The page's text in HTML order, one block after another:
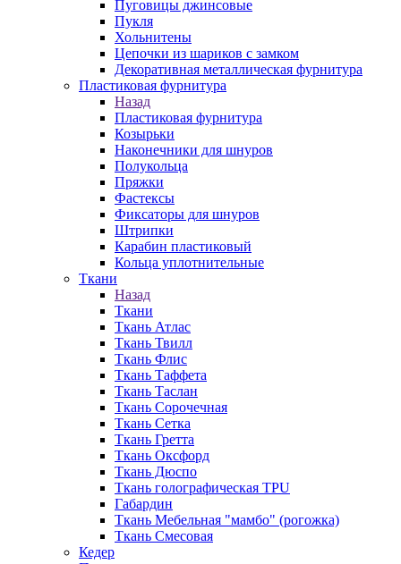
Пуговицы джинсовые
Пукля
Хольнитены
Цепочки из шариков с замком
Декоративная металлическая фурнитура
Пластиковая фурнитура
Назад
Пластиковая фурнитура
Козырьки
Наконечники для шнуров
Полукольца
Пряжки
Фастексы
Фиксаторы для шнуров
Штрипки
Карабин пластиковый
Кольца уплотнительные
Ткани
Назад
Ткани
Ткань Атлас
Ткань Твилл
Ткань Флис
Ткань Таффета
Ткань Таслан
Ткань Сорочечная
Ткань Сетка
Ткань Гретта
Ткань Оксфорд
Ткань Дюспо
Ткань голографическая TPU
Габардин
Ткань Мебельная "мамбо" (рогожка)
Ткань Смесовая
Кедер